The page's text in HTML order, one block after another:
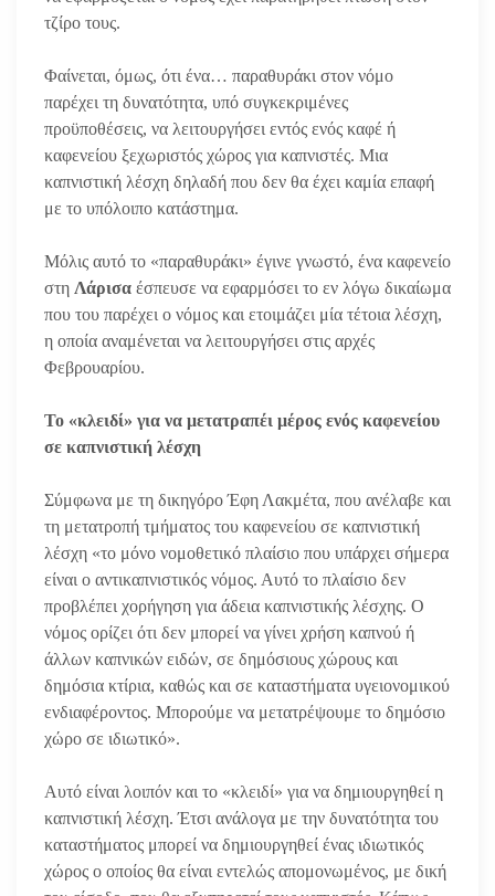
τζίρο τους.
Φαίνεται, όμως, ότι ένα… παραθυράκι στον νόμο
παρέχει τη δυνατότητα, υπό συγκεκριμένες
προϋποθέσεις, να λειτουργήσει εντός ενός καφέ ή
καφενείου ξεχωριστός χώρος για καπνιστές. Μια
καπνιστική λέσχη δηλαδή που δεν θα έχει καμία επαφή
με το υπόλοιπο κατάστημα.
Μόλις αυτό το «παραθυράκι» έγινε γνωστό, ένα καφενείο
στη Λάρισα έσπευσε να εφαρμόσει το εν λόγω δικαίωμα
που του παρέχει ο νόμος και ετοιμάζει μία τέτοια λέσχη,
η οποία αναμένεται να λειτουργήσει στις αρχές
Φεβρουαρίου.
Το «κλειδί» για να μετατραπέι μέρος ενός καφενείου
σε καπνιστική λέσχη
Σύμφωνα με τη δικηγόρο Έφη Λακμέτα, που ανέλαβε και
τη μετατροπή τμήματος του καφενείου σε καπνιστική
λέσχη «το μόνο νομοθετικό πλαίσιο που υπάρχει σήμερα
είναι ο αντικαπνιστικός νόμος. Αυτό το πλαίσιο δεν
προβλέπει χορήγηση για άδεια καπνιστικής λέσχης. Ο
νόμος ορίζει ότι δεν μπορεί να γίνει χρήση καπνού ή
άλλων καπνικών ειδών, σε δημόσιους χώρους και
δημόσια κτίρια, καθώς και σε καταστήματα υγειονομικού
ενδιαφέροντος. Μπορούμε να μετατρέψουμε το δημόσιο
χώρο σε ιδιωτικό».
Αυτό είναι λοιπόν και το «κλειδί» για να δημιουργηθεί η
καπνιστική λέσχη. Έτσι ανάλογα με την δυνατότητα του
καταστήματος μπορεί να δημιουργηθεί ένας ιδιωτικός
χώρος ο οποίος θα είναι εντελώς απομονωμένος, με δική